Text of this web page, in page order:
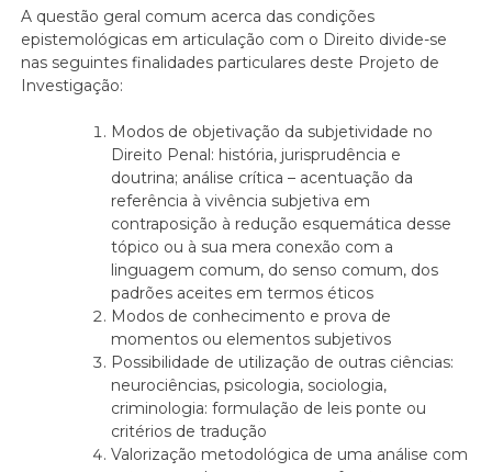
A questão geral comum acerca das condições
epistemológicas em articulação com o Direito divide-se
nas seguintes finalidades particulares deste Projeto de
Investigação:
Modos de objetivação da subjetividade no
Direito Penal: história, jurisprudência e
doutrina; análise crítica – acentuação da
referência à vivência subjetiva em
contraposição à redução esquemática desse
tópico ou à sua mera conexão com a
linguagem comum, do senso comum, dos
padrões aceites em termos éticos
Modos de conhecimento e prova de
momentos ou elementos subjetivos
Possibilidade de utilização de outras ciências:
neurociências, psicologia, sociologia,
criminologia: formulação de leis ponte ou
critérios de tradução
Valorização metodológica de uma análise com